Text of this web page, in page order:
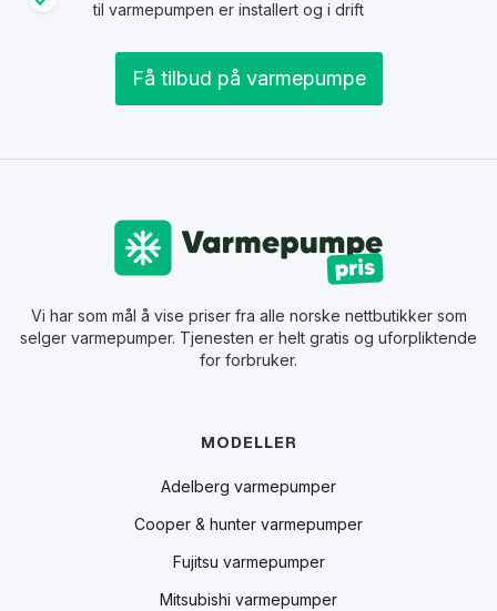
til varmepumpen er installert og i drift
Få tilbud på varmepumpe
Vi har som mål å vise priser fra alle norske nettbutikker som
selger varmepumper. Tjenesten er helt gratis og uforpliktende
for forbruker.
MODELLER
Adelberg varmepumper
Cooper & hunter varmepumper
Fujitsu varmepumper
Mitsubishi varmepumper